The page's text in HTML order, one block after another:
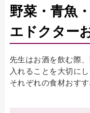
野菜・青魚
エドクター
先生はお酒を飲む際
入れることを大切に
それぞれの食材おす